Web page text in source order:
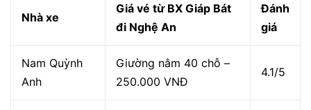
Nhà xe
Giá vé từ BX Giáp Bát
đi Nghệ An
Đánh
giá
Nam Quỳnh
Anh
Giường nằm 40 chỗ –
250.000 VNĐ
4.1/5